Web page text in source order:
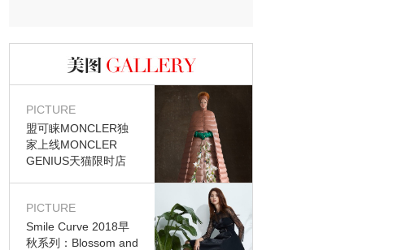
图库
PICTURE
盟可睐MONCLER独
家上线MONCLER
GENIUS天猫限时店
PICTURE
Smile Curve 2018早
秋系列：Blossom and